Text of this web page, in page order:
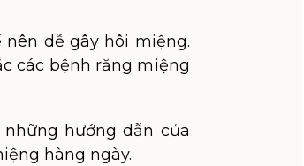
dễ gây hôi miệng.
các bệnh răng miệng
hướng dẫn của
hàng ngày.